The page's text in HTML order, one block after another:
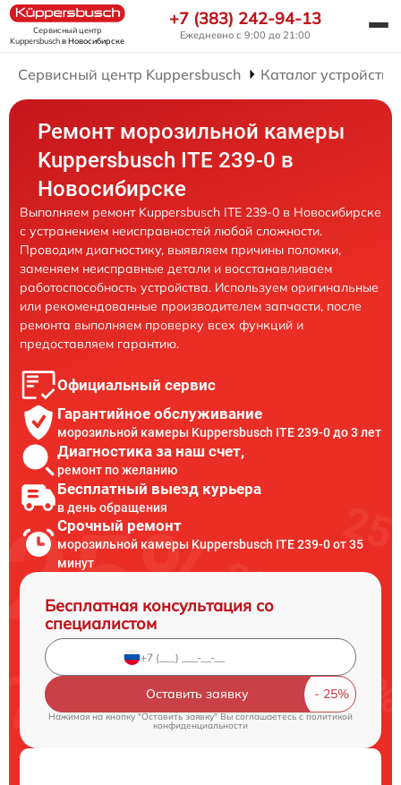
Сервисный центр
Kuppersbuschв Новосибирске
+7 (383) 242-94-13
Ежедневно с 9:00 до 21:00
Сервисный центр Kuppersbusch Каталог устройств
Ремонт морозильной камеры
Kuppersbusch ITE 239-0 в
Новосибирске
Выполняем ремонт Kuppersbusch ITE 239-0 в Новосибирске
с устранением неисправностей любой сложности.
Проводим диагностику, выявляем причины поломки,
заменяем неисправные детали и восстанавливаем
работоспособность устройства. Используем оригинальные
или рекомендованные производителем запчасти, после
ремонта выполняем проверку всех функций и
предоставляем гарантию.
Официальный сервис
Гарантийное обслуживание
морозильной камеры Kuppersbusch ITE 239-0 до 3 лет
Диагностика за наш счет,
ремонт по желанию
Бесплатный выезд курьера
в день обращения
Срочный ремонт
морозильной камеры Kuppersbusch ITE 239-0 от 35
минут
Бесплатная консультация со
специалистом
Оставить заявку
Нажимая на кнопку "Оставить заявку" Вы соглашаетесь c политикой
конфиденциальности